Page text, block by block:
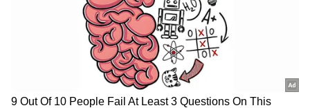
Getty
മൂത്രത്തിന് പിങ്ക്, ചുവപ്പ് പോലുള്ള
നിറവ്യത്യാസം കാണാം.
മൂത്രത്തിന് പിങ്ക്, ചുവപ്പ് പോലുള്ള